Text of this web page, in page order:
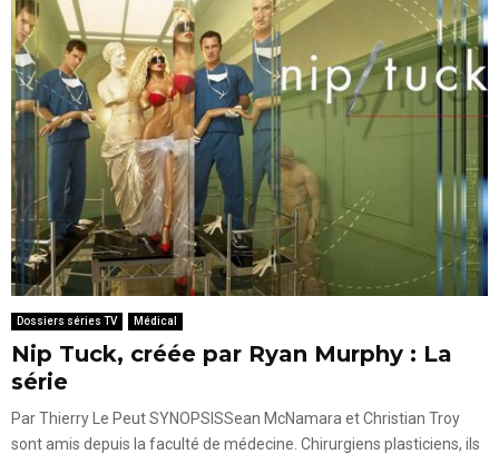
Dossiers séries TV Médical
Nip Tuck, créée par Ryan Murphy : La
série
Par Thierry Le Peut SYNOPSISSean McNamara et Christian Troy
sont amis depuis la faculté de médecine. Chirurgiens plasticiens, ils